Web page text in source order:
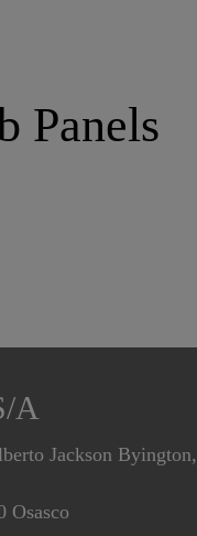
Panels
A
Jackson
Osasco